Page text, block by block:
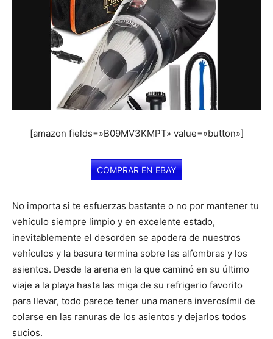
[amazon fields=»B09MV3KMPT» value=»button»]
COMPRAR EN EBAY
No importa si te esfuerzas bastante o no por mantener tu
vehículo siempre limpio y en excelente estado,
inevitablemente el desorden se apodera de nuestros
vehículos y la basura termina sobre las alfombras y los
asientos. Desde la arena en la que caminó en su último
viaje a la playa hasta las miga de su refrigerio favorito
para llevar, todo parece tener una manera inverosímil de
colarse en las ranuras de los asientos y dejarlos todos
sucios.